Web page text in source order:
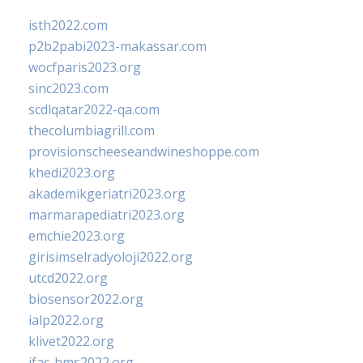
isth2022.com
p2b2pabi2023-makassar.com
wocfparis2023.org
sinc2023.com
scdlqatar2022-qa.com
thecolumbiagrill.com
provisionscheeseandwineshoppe.com
khedi2023.org
akademikgeriatri2023.org
marmarapediatri2023.org
emchie2023.org
girisimselradyoloji2022.org
utcd2022.org
biosensor2022.org
ialp2022.org
klivet2022.org